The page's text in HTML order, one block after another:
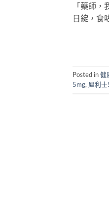
「藥師
日錠，食
Posted in健
5mg, 犀利